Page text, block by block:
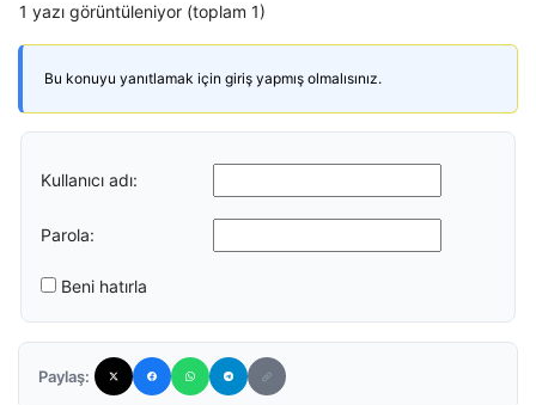
1 yazı görüntüleniyor (toplam 1)
Bu konuyu yanıtlamak için giriş yapmış olmalısınız.
Kullanıcı adı:
Parola:
Beni hatırla
Paylaş: